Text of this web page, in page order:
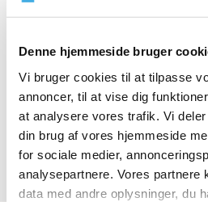
Denne hjemmeside bruger
Vi bruger cookies til at tilpasse
annoncer, til at vise dig
at analysere vores trafik. Vi
din brug af vores hjemmeside
for sociale medier,
analysepartnere. Vores partnere
data med andre oplysninger, du
Click here to see the Danish page
Go to English frontpage